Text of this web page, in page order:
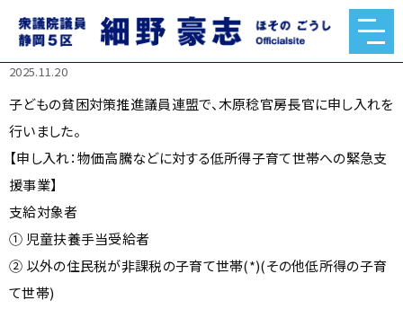
子どもの貧困対策推進議員連盟で、木原稔官房長官に申し入
れを行いました。
2025.11.20
子どもの貧困対策推進議員連盟で、木原稔官房長官に申し入れを
行いました。
【申し入れ：物価高騰などに対する低所得子育て世帯への緊急支
援事業】
支給対象者
① 児童扶養手当受給者
② 以外の住民税が非課税の子育て世帯(*)(その他低所得の子育
て世帯)